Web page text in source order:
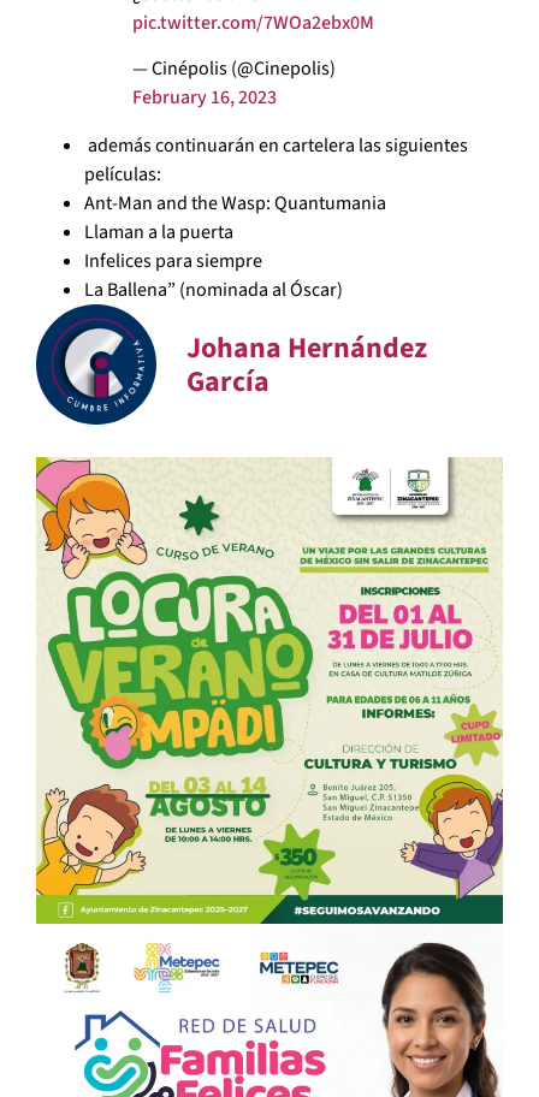
pic.twitter.com/7WOa2ebx0M
— Cinépolis (@Cinepolis)
February 16, 2023
además continuarán en cartelera las siguientes
películas:
Ant-Man and the Wasp: Quantumania
Llaman a la puerta
Infelices para siempre
La Ballena” (nominada al Óscar)
Johana Hernández
García